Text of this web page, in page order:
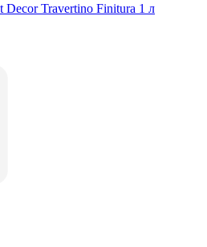
Decor Travertino Finitura 1 л